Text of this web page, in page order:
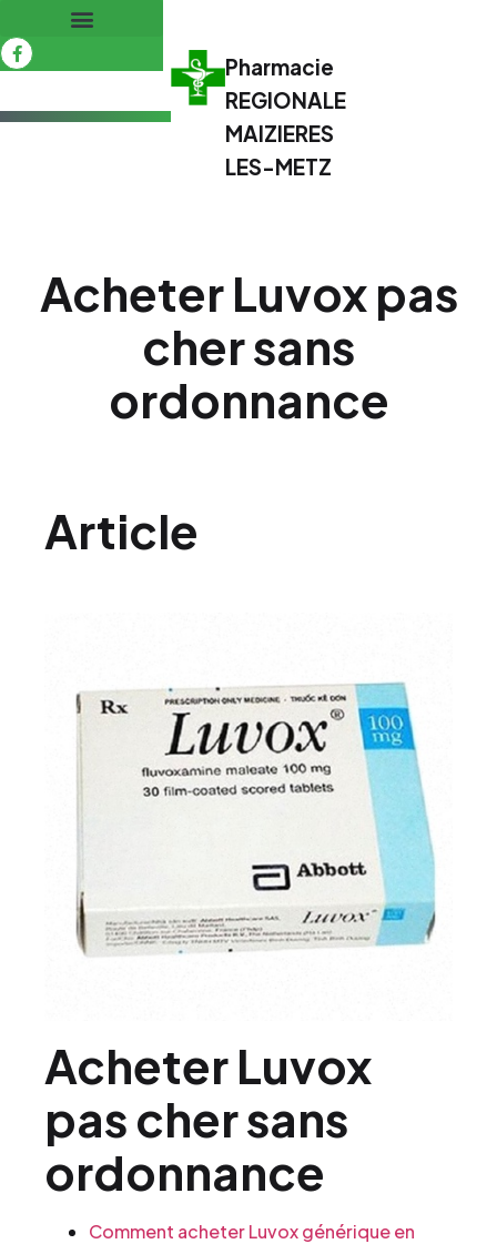
Pharmacie
REGIONALE
MAIZIERES
LES-METZ
Acheter Luvox pas
cher sans
ordonnance
Article
Acheter Luvox
pas cher sans
ordonnance
Comment acheter Luvox générique en